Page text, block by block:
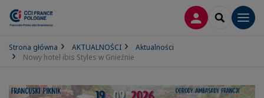
LOGOWANIE
SEARCH
Strona główna AKTUALNOŚCI
Aktualności
Nowy hotel ibis Styles w Gnieźnie